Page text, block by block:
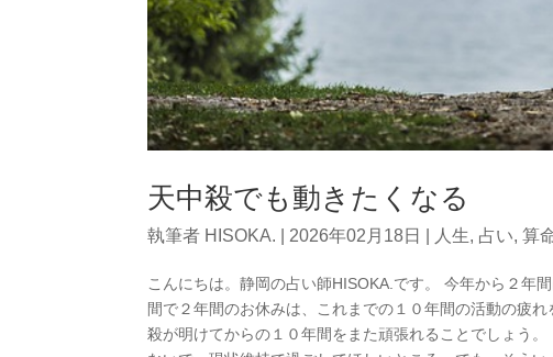
天中殺でも動きたくなる
執筆者 HISOKA. 2026年02月18日 人生, 占い,算
こんにちは。静岡の占い師HISOKA.です。 今年から２年
間で２年間のお休みは、これまでの１０年間の活動の疲
殺が明けてからの１０年間をまた頑張れることでしょう